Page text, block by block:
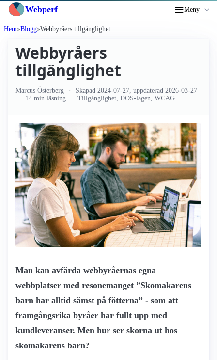
Webperf Meny
Hem Blogg Webbyråers tillgänglighet
Webbyråers
tillgänglighet
Marcus Österberg Skapad 2024-07-27 , uppdaterad 2026-03-27
14 min läsning
Tillgänglighet ,DOS-lagen ,WCAG
Man kan avfärda webbyråernas egna
webbplatser med resonemanget ”Skomakarens
barn har alltid sämst på fötterna” - som att
framgångsrika byråer har fullt upp med
kundleveranser. Men hur ser skorna ut hos
skomakarens barn?